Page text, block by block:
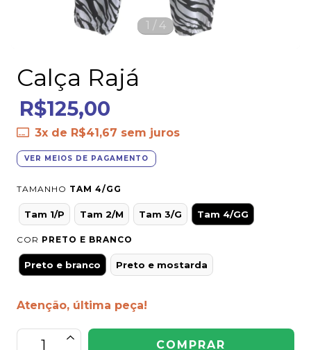
1 / 4
Calça Rajá
R$125,00
3x de R$41,67 sem juros
VER MEIOS DE PAGAMENTO
TAMANHO TAM 4/GG
Tam 1/P Tam 2/M Tam 3/G Tam 4/GG
COR PRETO E BRANCO
Preto e branco Preto e mostarda
Atenção, última peça!